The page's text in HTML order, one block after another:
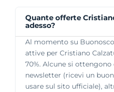
Quante offerte
adesso?
Al momento su
attive per Cristiano
70%. Alcune si
newsletter (ricevi un
usare sul sito ufficiale),